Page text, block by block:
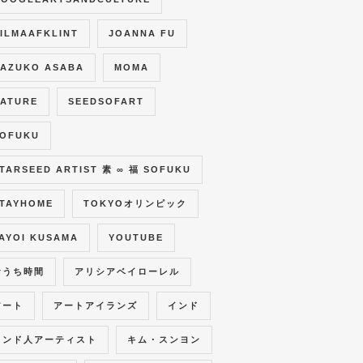
JOANNA FU
ASABA MOMA
SEEDSOFART
ARTIST 素 ∞ 福 SOFUKU
TOKYOオリンピック
KUSAMA YOUTUBE
うち時間 アリシアベイローレル
ート アートアイランズ インド
ンド人アーティスト キム・スンヨン